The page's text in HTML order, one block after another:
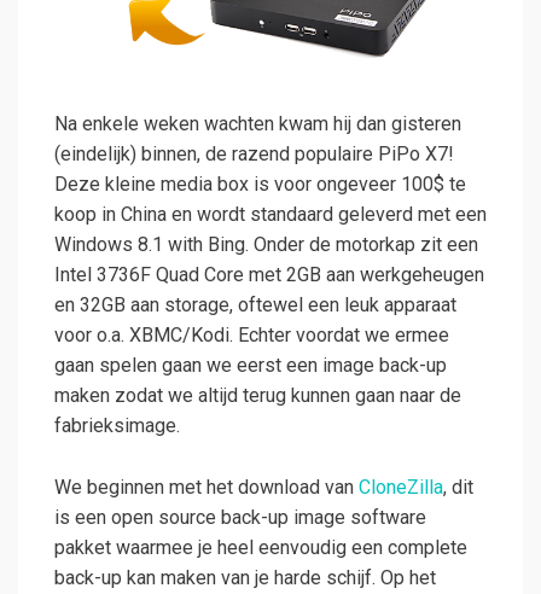
Na enkele weken wachten kwam hij dan gisteren
(eindelijk) binnen, de razend populaire PiPo X7!
Deze kleine media box is voor ongeveer 100$ te
koop in China en wordt standaard geleverd met een
Windows 8.1 with Bing. Onder de motorkap zit een
Intel 3736F Quad Core met 2GB aan werkgeheugen
en 32GB aan storage, oftewel een leuk apparaat
voor o.a. XBMC/Kodi. Echter voordat we ermee
gaan spelen gaan we eerst een image back-up
maken zodat we altijd terug kunnen gaan naar de
fabrieksimage.
We beginnen met het download van CloneZilla, dit
is een open source back-up image software
pakket waarmee je heel eenvoudig een complete
back-up kan maken van je harde schijf. Op het